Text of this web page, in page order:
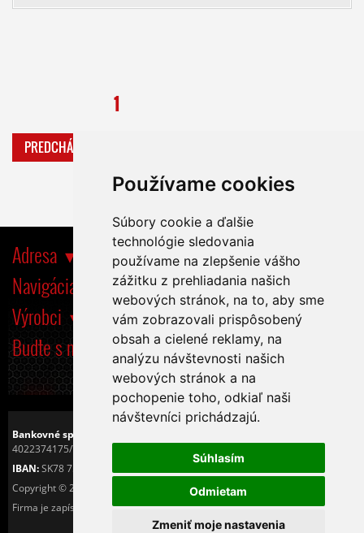
Používame cookies
Súbory cookie a ďalšie
technológie sledovania
používame na zlepšenie vášho
zážitku z prehliadania našich
webových stránok, na to, aby sme
vám zobrazovali prispôsobený
obsah a cielené reklamy, na
analýzu návštevnosti našich
webových stránok a na
pochopenie toho, odkiaľ naši
návštevníci prichádzajú.
Súhlasím
Odmietam
Zmeniť moje nastavenia
PREDCHÁDZAJÚCA
1
Adresa
Navigácia
Výrobci
Buďte s nami tiež na
Bankovné spojenie:
4022374175/7500
IBAN:SK78 7500 0000 0040 2237 4175
Copyright © 2016
Firma je zapísaná v OR Okresného sůdu v Košiciach I. pod číslom 25425/V.